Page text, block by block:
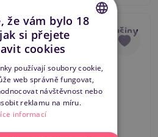
Play house - venušiny
kuličky fialové
Skladem
229 Kč
ENGLISH
že vám bylo 18
si přejete
cookies
používají soubory cookie,
web správně fungovat,
návštěvnost nebo
reklamu na míru.
informací